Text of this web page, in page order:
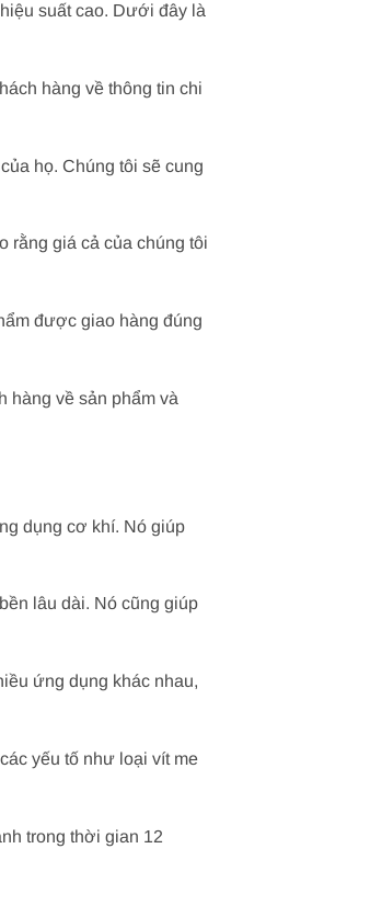
suất cao. Dưới đây là
hàng về thông tin chi
họ. Chúng tôi sẽ cung
rằng giá cả của chúng tôi
được giao hàng đúng
hàng về sản phẩm và
dụng cơ khí. Nó giúp
lâu dài. Nó cũng giúp
ứng dụng khác nhau,
yếu tố như loại vít me
trong thời gian 12